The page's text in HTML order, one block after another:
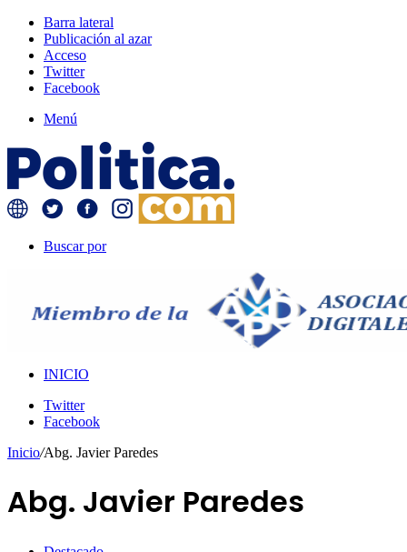
Barra lateral
Publicación al azar
Acceso
Twitter
Facebook
Menú
Buscar por
INICIO
Twitter
Facebook
Inicio/Abg. Javier Paredes
Abg. Javier Paredes